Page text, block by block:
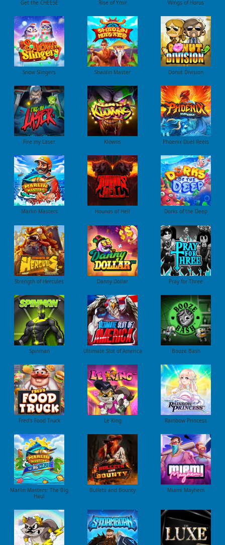
Get the CHEESE Rise of Ymir Wings of Horus
Snow Slingers Shaolin Master Donut Division
Fire my Laser Klowns Phoenix Duel Reels
Marlin Masters Hounds of Hell Dorks of the Deep
Strength of Hercules Danny Dollar Pray for Three
Spinman Ultimate Slot of America Booze Bash
Fred's Food Truck Le King Rainbow Princess
Marlin Masters: The Big
Haul
Bullets and Bounty Miami Mayhem